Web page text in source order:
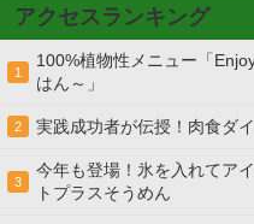
アクセスランキング
1
100%植物性メニュー「
はん～」
2 実践成功者が伝授！肉食ダ
3
今年も登場！氷を入れてア
トプラスそうめん